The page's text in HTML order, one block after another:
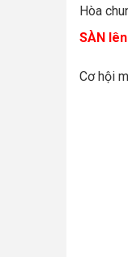
Hòa
SÀN
Cơ hội